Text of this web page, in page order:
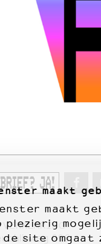
maakt
maakt
plezierig
site omgaat
JA!
996